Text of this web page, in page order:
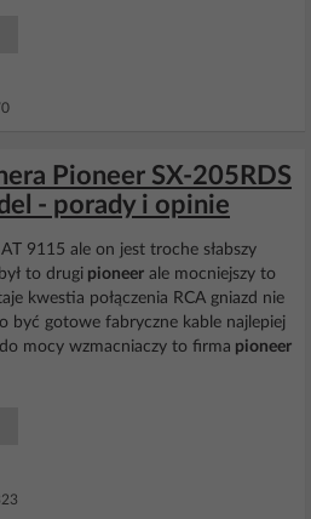
Pioneer SX-205RDS
- porady i opinie
9115 ale on jest troche słabszy
to drugi pioneer ale mocniejszy to
kwestia połączenia RCA gniazd nie
być gotowe fabryczne kable najlepiej
mocy wzmacniaczy to firma pioneer